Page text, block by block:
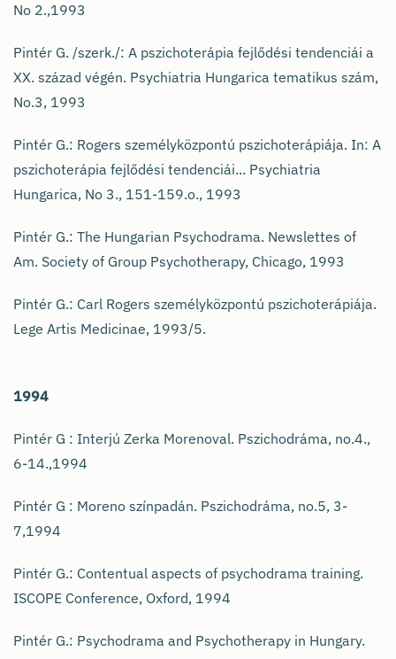
No 2.,1993
Pintér G. /szerk./: A pszichoterápia fejlődési tendenciái a
XX. század végén. Psychiatria Hungarica tematikus szám,
No.3, 1993
Pintér G.: Rogers személyközpontú pszichoterápiája. In: A
pszichoterápia fejlődési tendenciái... Psychiatria
Hungarica, No 3., 151-159.o., 1993
Pintér G.: The Hungarian Psychodrama. Newslettes of
Am. Society of Group Psychotherapy, Chicago, 1993
Pintér G.: Carl Rogers személyközpontú pszichoterápiája.
Lege Artis Medicinae, 1993/5.
1994
Pintér G : Interjú Zerka Morenoval. Pszichodráma, no.4.,
6-14.,1994
Pintér G : Moreno színpadán. Pszichodráma, no.5, 3-
7,1994
Pintér G.: Contentual aspects of psychodrama training.
ISCOPE Conference, Oxford, 1994
Pintér G.: Psychodrama and Psychotherapy in Hungary.